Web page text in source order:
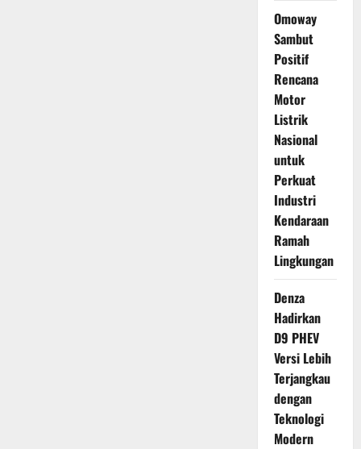
Omoway
Sambut
Positif
Rencana
Motor
Listrik
Nasional
untuk
Perkuat
Industri
Kendaraan
Ramah
Lingkungan
Denza
Hadirkan
D9 PHEV
Versi Lebih
Terjangkau
dengan
Teknologi
Modern